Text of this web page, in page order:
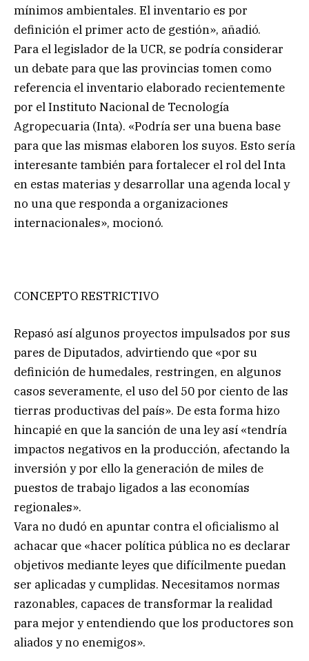
mínimos ambientales. El inventario es por
definición el primer acto de gestión», añadió.
Para el legislador de la UCR, se podría considerar
un debate para que las provincias tomen como
referencia el inventario elaborado recientemente
por el Instituto Nacional de Tecnología
Agropecuaria (Inta). «Podría ser una buena base
para que las mismas elaboren los suyos. Esto sería
interesante también para fortalecer el rol del Inta
en estas materias y desarrollar una agenda local y
no una que responda a organizaciones
internacionales», mocionó.
CONCEPTO RESTRICTIVO
Repasó así algunos proyectos impulsados por sus
pares de Diputados, advirtiendo que «por su
definición de humedales, restringen, en algunos
casos severamente, el uso del 50 por ciento de las
tierras productivas del país». De esta forma hizo
hincapié en que la sanción de una ley así «tendría
impactos negativos en la producción, afectando la
inversión y por ello la generación de miles de
puestos de trabajo ligados a las economías
regionales».
Vara no dudó en apuntar contra el oficialismo al
achacar que «hacer política pública no es declarar
objetivos mediante leyes que difícilmente puedan
ser aplicadas y cumplidas. Necesitamos normas
razonables, capaces de transformar la realidad
para mejor y entendiendo que los productores son
aliados y no enemigos».